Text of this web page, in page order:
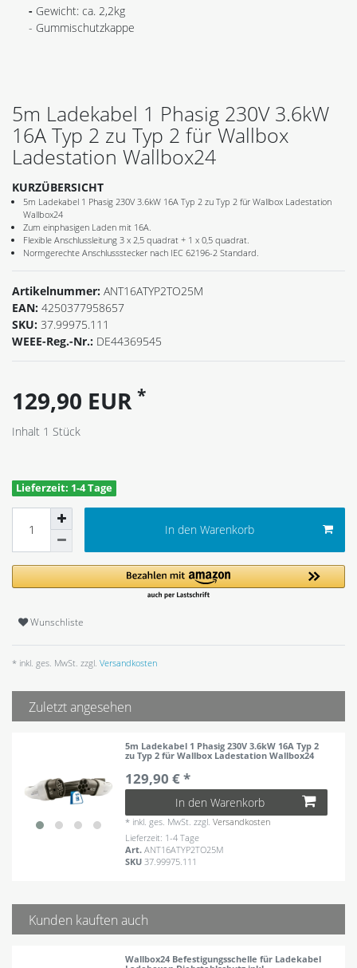
- Gewicht: ca. 2,2kg
- Gummischutzkappe
5m Ladekabel 1 Phasig 230V 3.6kW
16A Typ 2 zu Typ 2 für Wallbox
Ladestation Wallbox24
KURZÜBERSICHT
5m Ladekabel 1 Phasig 230V 3.6kW 16A Typ 2 zu Typ 2 für Wallbox Ladestation
Wallbox24
Zum einphasigen Laden mit 16A.
Flexible Anschlussleitung 3 x 2,5 quadrat + 1 x 0,5 quadrat.
Normgerechte Anschlussstecker nach IEC 62196-2 Standard.
Artikelnummer: ANT16ATYP2TO25M
EAN: 4250377958657
SKU: 37.99975.111
WEEE-Reg.-Nr.: DE44369545
129,90 EUR *
Inhalt 1 Stück
Lieferzeit: 1-4 Tage
In den Warenkorb
Wunschliste
* inkl. ges. MwSt. zzgl. Versandkosten
Zuletzt angesehen
5m Ladekabel 1 Phasig 230V 3.6kW 16A Typ 2
zu Typ 2 für Wallbox Ladestation Wallbox24
129,90 € *
In den Warenkorb
* inkl. ges. MwSt. zzgl.Versandkosten
Lieferzeit: 1-4 Tage
Art.ANT16ATYP2TO25M
SKU37.99975.111
Kunden kauften auch
Wallbox24 Befestigungsschelle für Ladekabel